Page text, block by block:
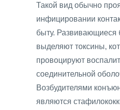
Такой вид обычно
инфицировании
быту. Развивающиеся
выделяют токсины,
провоцируют
соединительной
Возбудителями
являются